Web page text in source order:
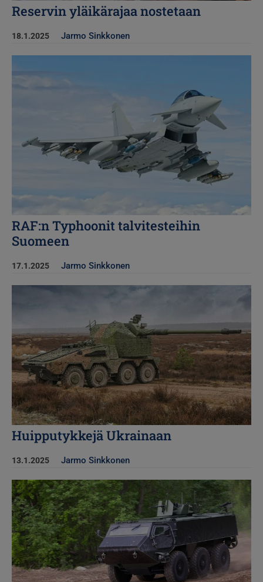
Reservin yläikärajaa nostetaan
18.1.2025 Jarmo Sinkkonen
RAF:n Typhoonit talvitesteihin
Suomeen
17.1.2025 Jarmo Sinkkonen
Huipputykkejä Ukrainaan
13.1.2025 Jarmo Sinkkonen
Kuva